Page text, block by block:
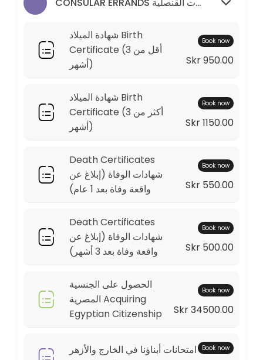
30 min
30 min · SEK520.0
Others &#x623;&#x62e;&#x631;&#x649;
Legalization
شهادة الميلاد Birth
Certificate (أقل من 3
أشهر)
Book now
Skr 950.00
شهادة الميلاد Birth
Certificate (أكثر من 3
أشهر)
Book now
Skr 1150.00
Death Certificates
شهادات الوفاة (إبلاغ عن
واقعة وفاة بعد 1 عام)
Book now
Skr 550.00
Death Certificates
شهادات الوفاة (إبلاغ عن
واقعة وفاة بعد 3 أشهر)
Book now
Skr 500.00
الحصول على الجنسية
المصرية Acquiring
Egyptian Citizenship
Book now
Skr 34500.00
امتحانات أبناؤنا في الخارج والأزهر
Book now